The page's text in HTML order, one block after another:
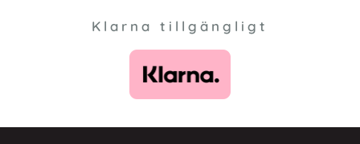
Klarna tillgängligt